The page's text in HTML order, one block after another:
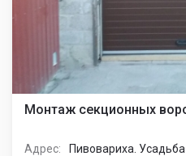
Монтаж секционных
Адрес:
Пивовариха.